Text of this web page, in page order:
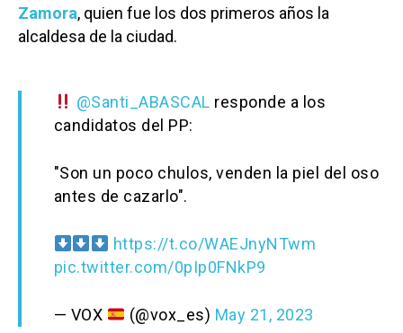
Zamora, quien fue los dos primeros años la
alcaldesa de la ciudad.
@Santi_ABASCAL responde a los
candidatos del PP:
"Son un poco chulos, venden la piel del oso
antes de cazarlo".
https://t.co/WAEJnyNTwm
pic.twitter.com/0pIp0FNkP9
— VOX (@vox_es) May 21, 2023